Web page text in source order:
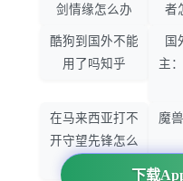
下载
剑情缘怎么办
者
酷狗到国外不能
用了吗知乎
国
主
在马来西亚打不
开守望先锋怎么
魔